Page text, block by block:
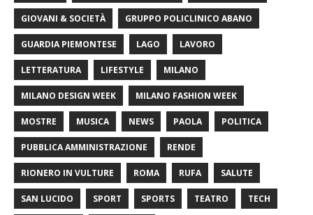
GIOVANI & SOCIETÀ GRUPPO POLICLINICO ABANO
GUARDIA PIEMONTESE LAGO LAVORO
LETTERATURA LIFESTYLE MILANO
MILANO DESIGN WEEK MILANO FASHION WEEK
MOSTRE MUSICA NEWS PAOLA POLITICA
PUBBLICA AMMINISTRAZIONE RENDE
RIONERO IN VULTURE ROMA RUFA SALUTE
SAN LUCIDO SPORT SPORTS TEATRO TECH